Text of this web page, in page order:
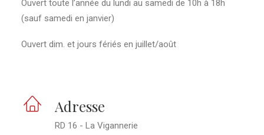
Ouvert toute l’année du lundi au samedi de 10h à 18h
(sauf samedi en janvier)
Ouvert dim. et jours fériés en juillet/août
Adresse
RD 16 - La Vigannerie